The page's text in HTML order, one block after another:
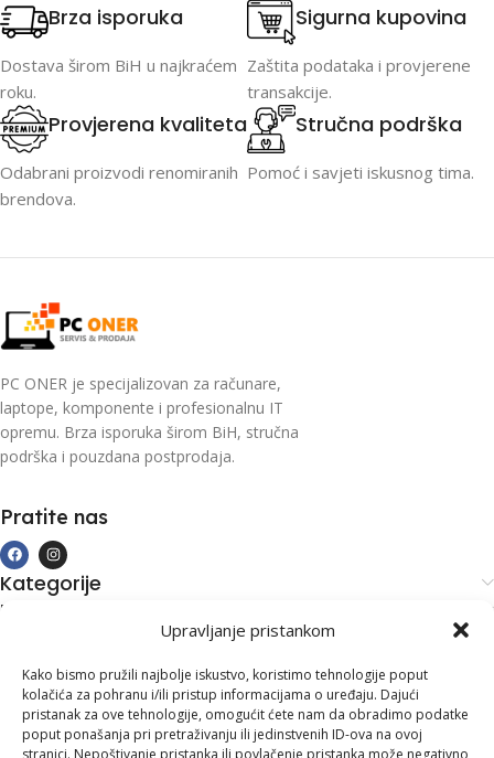
Upravljanje pristankom
Kako bismo pružili najbolje iskustvo, koristimo tehnologije poput
kolačića za pohranu i/ili pristup informacijama o uređaju. Dajući
pristanak za ove tehnologije, omogućit ćete nam da obradimo podatke
poput ponašanja pri pretraživanju ili jedinstvenih ID-ova na ovoj
stranici. Nepoštivanje pristanka ili povlačenje pristanka može negativno
Brza isporuka
Dostava širom BiH u najkraćem
roku.
Sigurna kupovina
Zaštita podataka i provjerene
transakcije.
Provjerena kvaliteta
Odabrani proizvodi renomiranih
brendova.
Stručna podrška
Pomoć i savjeti iskusnog tima.
PC ONER je specijalizovan za računare,
laptope, komponente i profesionalnu IT
opremu. Brza isporuka širom BiH, stručna
podrška i pouzdana postprodaja.
Pratite nas
Kategorije
Kupovina i podrška
Kontakt informacije
Branilaca Bosne, 75 300 Lukavac
+387 35 555 999